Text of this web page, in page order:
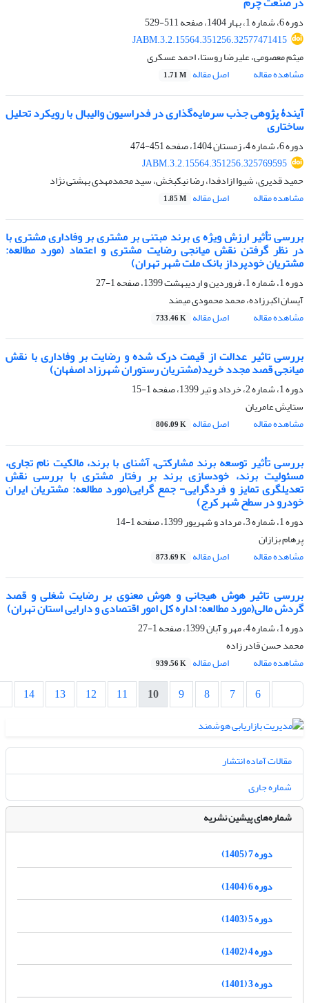
دوره 6، شماره 1، بهار 1404، صفحه
511-529
JABM.3.2.15564.351256.32577471415
میثم معصومی، علیرضا روستا، احمد عسکری
مشاهده مقاله
اصل مقاله 1.71 M
آیندۀ پژوهی جذب سرمایه‌گذاری در فدراسیون والیبال با رویکرد تحلیل
ساختاری
دوره 6، شماره 4، زمستان 1404، صفحه
451-474
JABM.3.2.15564.351256.325769595
حمید قدیری، شیوا ازادفدا، رضا نیکبخش، سید محمدمهدی بهشتی نژاد
مشاهده مقاله
اصل مقاله 1.85 M
بررسی تأثیر ارزش ویژه ی برند مبتنی بر مشتری بر وفاداری مشتری با
در نظر گرفتن نقش میانجی رضایت مشتری و اعتماد (مورد مطالعه:
مشتریان خودپرداز بانک ملت شهر تهران)
دوره 1، شماره 1، فروردین و اردیبهشت 1399، صفحه
1-27
آیسان اکبرزاده، محمد محمودی میمند
مشاهده مقاله
اصل مقاله 733.46 K
بررسی تاثیر عدالت از قیمت درک شده و رضایت بر وفاداری با نقش
میانجی قصد مجدد خرید(مشتریان رستوران شهرزاد اصفهان)
دوره 1، شماره 2، خرداد و تیر 1399، صفحه
1-15
ستایش عامریان
مشاهده مقاله
اصل مقاله 806.09 K
بررسی تأثیر توسعه برند مشارکتی، آشنای با برند، مالکیت نام تجاری،
مسئولیت برند، خودسازی برند بر رفتار مشتری با بررسی نقش
تعدیلگری تمایز و فردگرایی- جمع گرایی(مورد مطالعه: مشتریان ایران
خودرو در سطح شهر کرج)
دوره 1، شماره 3، مرداد و شهریور 1399، صفحه
1-14
پرهام بزازان
مشاهده مقاله
اصل مقاله 873.69 K
بررسی تاثیر هوش هیجانی و هوش معنوی بر رضایت شغلی و قصد
گردش مالی(مورد مطالعه: اداره کل امور اقتصادی و دارایی استان تهران)
دوره 1، شماره 4، مهر و آبان 1399، صفحه
1-27
محمد حسن قادر زاده
مشاهده مقاله
اصل مقاله 939.56 K
6
7
8
9
10
11
12
13
14
مقالات آماده انتشار
شماره جاری
شماره‌های پیشین نشریه
دوره 7 (1405)
دوره 6 (1404)
دوره 5 (1403)
دوره 4 (1402)
دوره 3 (1401)